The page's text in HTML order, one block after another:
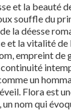
et la beauté
souffle du
la déesse
et la vitalité de
empreint de
un
Flora est
nom qui